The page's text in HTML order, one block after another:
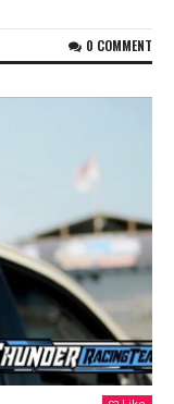
0 COMMENT